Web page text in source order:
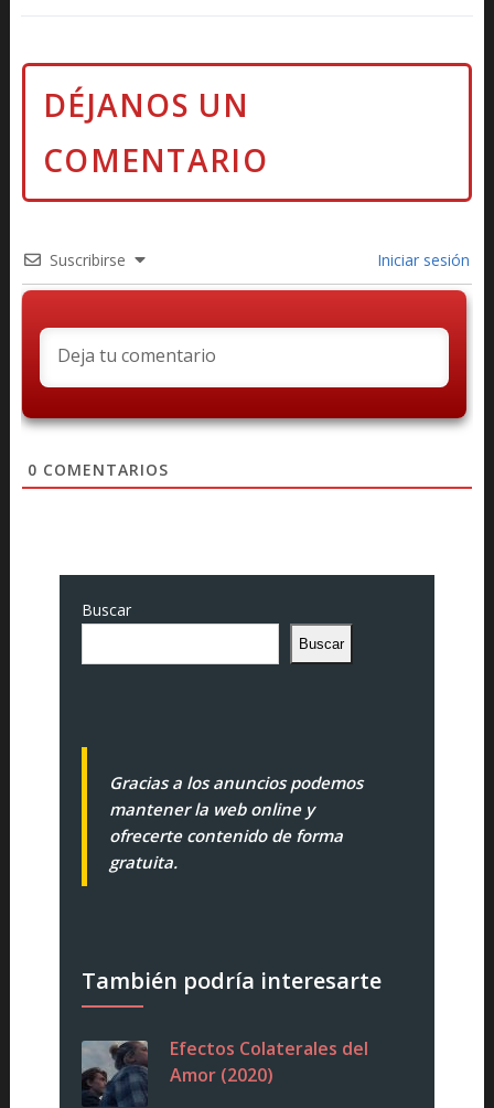
Suscribirse Iniciar sesión
0 COMENTARIOS
Buscar
Buscar
Gracias a los anuncios podemos
mantener la web online y
ofrecerte contenido de forma
gratuita.
También podría interesarte
Efectos Colaterales del
Amor (2020)